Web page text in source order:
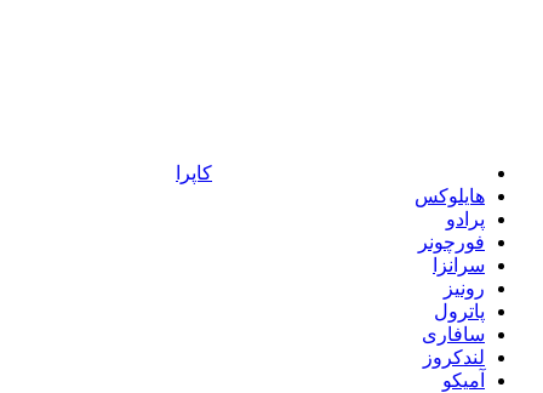
کاپرا
هایلوکس
پرادو
فورچونر
سرانزا
رونیز
پاترول
سافاری
لندکروز
آمیکو